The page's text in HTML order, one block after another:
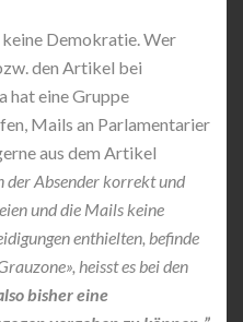
Demokratie. Wer
den Artikel bei
hat eine Gruppe
Mails an Parlamentarier
aus dem Artikel
der Absender korrekt und
und die Mails keine
enthielten, befinde
heisst es bei den
bisher eine